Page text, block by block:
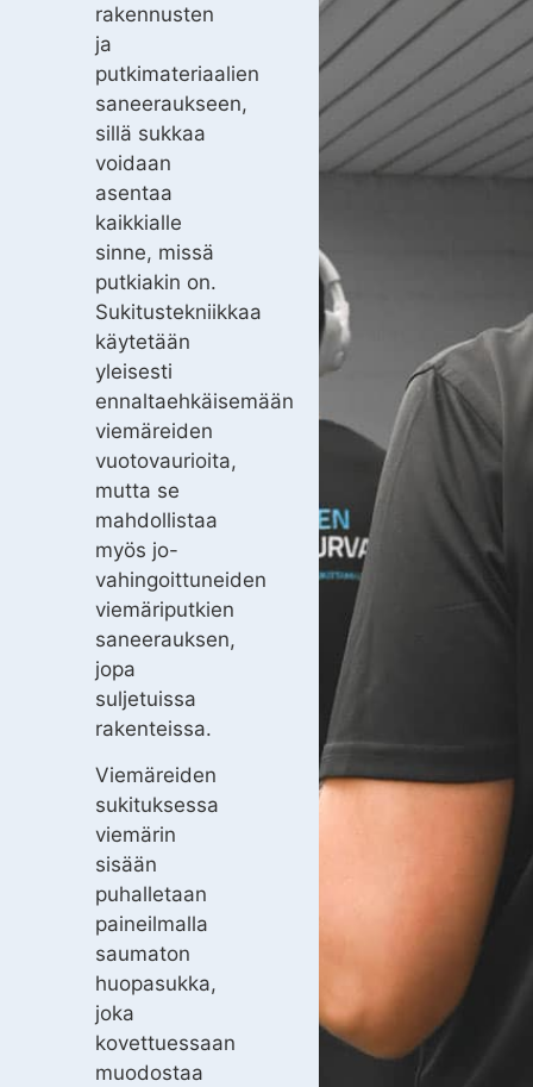
rakennusten
ja
putkimateriaalien
saneeraukseen,
sillä sukkaa
voidaan
asentaa
kaikkialle
sinne, missä
putkiakin on.
Sukitustekniikkaa
käytetään
yleisesti
ennaltaehkäisemään
viemäreiden
vuotovaurioita,
mutta se
mahdollistaa
myös jo-
vahingoittuneiden
viemäriputkien
saneerauksen,
jopa
suljetuissa
rakenteissa.
Viemäreiden
sukituksessa
viemärin
sisään
puhalletaan
paineilmalla
saumaton
huopasukka,
joka
kovettuessaan
muodostaa